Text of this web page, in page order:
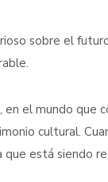
sobre el
en el mundo que
cultural.
que está siendo